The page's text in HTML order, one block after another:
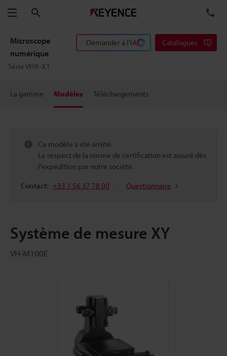
Menu
Microscope
numérique
Série VHX-X1
Demander à l'IA Catalogues
La gamme Modèles Téléchargements
Ce modèle a été arrêté.
Le respect de la norme de certification est assuré dès
l'expédition par notre société.
Contact: +33 1 56 37 78 00 Questionnaire
Système de mesure XY
VH-M100E